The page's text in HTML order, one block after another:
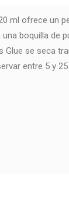
ml ofrece un
boquilla de
Glue se seca
entre 5 y